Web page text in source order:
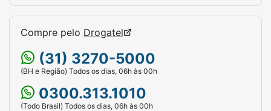
Compre pelo Drogatel
(31) 3270-5000
(BH e Região) Todos os dias, 06h às 00h
0300.313.1010
(Todo Brasil) Todos os dias, 06h às 00h